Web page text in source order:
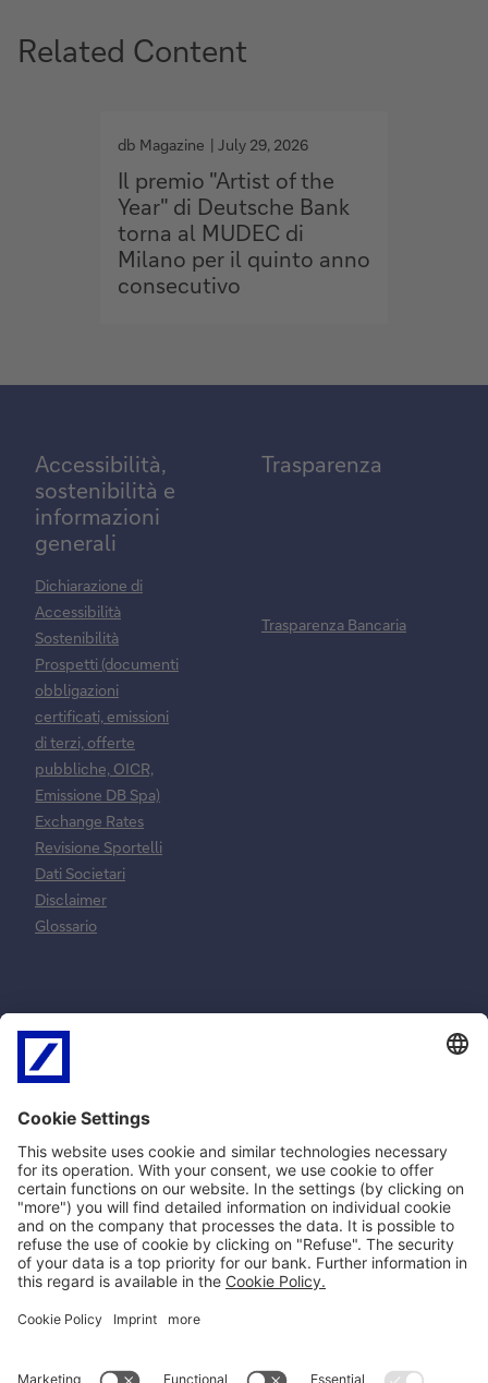
Related Content
o
t
o
db Magazine July 29, 2026
Il premio "Artist of the
Year" di Deutsche Bank
torna al MUDEC di
Milano per il quinto anno
consecutivo
Accessibilità,
sostenibilità e
informazioni
generali
Dichiarazione di
Accessibilità
Sostenibilità
Prospetti (documenti
obbligazioni
certificati, emissioni
di terzi, offerte
pubbliche, OICR,
Emissione DB Spa)
Exchange Rates
Revisione Sportelli
Dati Societari
Disclaimer
Glossario
Trasparenza
Trasparenza Bancaria
Normative e
norme
contrattuali
MiFID
SEPA
PSD2
Privacy
Policy Cookie
Impostazioni Cookie
Norme Contrattuali
Reclami ricorsi e
conciliazione
Arbitro Controversie
Finanziarie